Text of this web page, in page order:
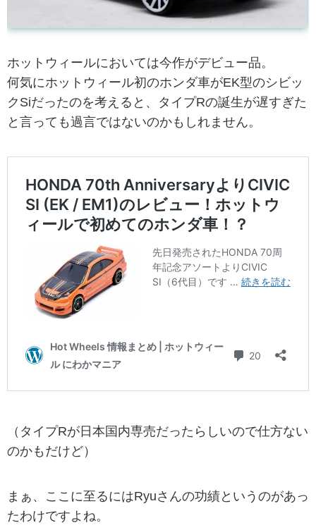
ホットウィールにおいては今作がデビュー品。
何気にホットウィール初のホンダ車がEK型のシビッ
クSiだったのを考えると、タイプRの誕生が遅すぎた
と言っても過言ではないのかもしれません。
（タイプRが日本国内専売だったらしいので仕方ない
のかもだけど）
まぁ、ここに至るにはRyuさんの功績というのがあっ
たわけですよね。